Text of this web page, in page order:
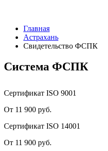
Главная
Астрахань
Свидетельство ФСПК
Система ФСПК
Сертификат ISO 9001
От 11 900 руб.
Сертификат ISO 14001
От 11 900 руб.